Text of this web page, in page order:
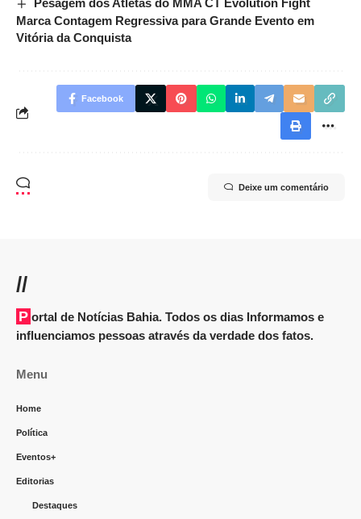
Pesagem dos Atletas do MMA CT Evolution Fight
Marca Contagem Regressiva para Grande Evento em
Vitória da Conquista
Facebook
Deixe um comentário
//
Portal de Notícias Bahia. Todos os dias Informamos e
influenciamos pessoas através da verdade dos fatos.
Menu
Home
Política
Eventos+
Editorias
Destaques